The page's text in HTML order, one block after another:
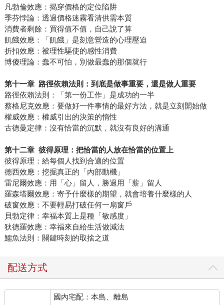
凡勃倫效應：揭穿價格的定位陷阱
季芬悖論：透過價格迷霧看清供需本質
消費者剩餘：買得值不值，自己說了算
飢餓效應：「飢餓」是刻意營造的心理壓迫
折扣效應：被理性驅使的感性消費
博傻理論：蠢不可怕，別做最蠢的那個就行
第十一章 路徑依賴法則：到底是做事重要，還是做人重要
路徑依賴法則：「第一份工作」是成功的一半
蔡格尼克效應：要做好一件事情的最好方法，就是立刻開始做
權威效應：權威引出的決策的惰性
古德曼定律：沒有恰當的沉默，就沒有良好的溝通
第十二章 彼得原理：把恰當的人放在恰當的位置上
彼得原理：給每個人找到合適的位置
德西效應：挖掘真正的「內部動機」
雷尼爾效應：用「心」留人，勝過用「薪」留人
羅森塔爾效應：寄予什麼樣的期望，就會培養什麼樣的人
破窗效應：不要輕易打破任何一扇窗戶
貝勃定律：幸福本質上是種「敏感度」
狄德羅效應：幸福來自給生活做減法
鱷魚法則：關鍵時刻的取捨之道
配送方式
國內宅配：本島、離島